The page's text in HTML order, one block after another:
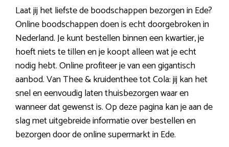
Laat jij het liefste de boodschappen bezorgen in Ede?
Online boodschappen doen is echt doorgebroken in
Nederland. Je kunt bestellen binnen een kwartier, je
hoeft niets te tillen en je koopt alleen wat je echt
nodig hebt. Online profiteer je van een gigantisch
aanbod. Van Thee & kruidenthee tot Cola: jij kan het
snel en eenvoudig laten thuisbezorgen waar en
wanneer dat gewenst is. Op deze pagina kan je aan de
slag met uitgebreide informatie over bestellen en
bezorgen door de online supermarkt in Ede.